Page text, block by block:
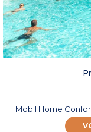
Mobil Home